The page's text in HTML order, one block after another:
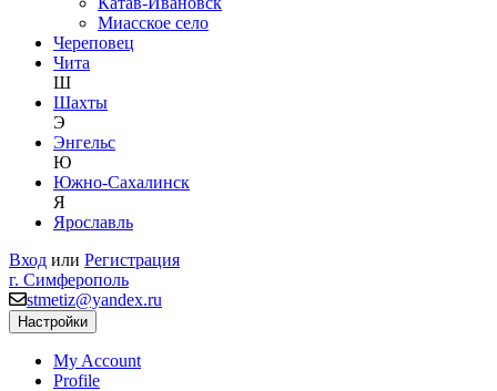
Миасское село
Череповец
Чита
Ш
Шахты
Э
Энгельс
Ю
Южно-Сахалинск
Я
Ярославль
Вход или Регистрация
г. Симферополь
stmetiz@yandex.ru
Настройки
My Account
Profile